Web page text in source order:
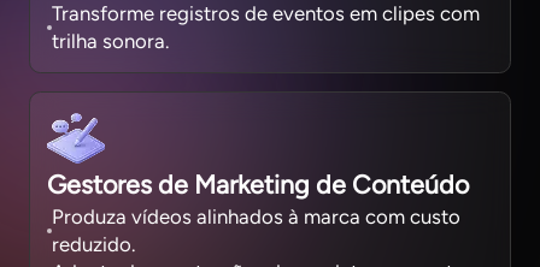
Transforme registros de eventos em clipes com
trilha sonora.
Gestores de Marketing de Conteúdo
Produza vídeos alinhados à marca com custo
reduzido.